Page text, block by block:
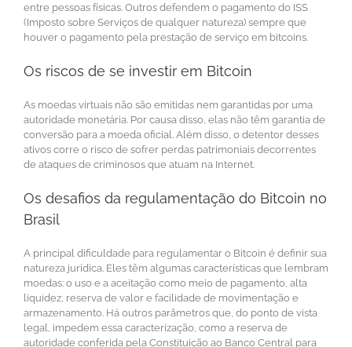
entre pessoas físicas. Outros defendem o pagamento do ISS
(Imposto sobre Serviços de qualquer natureza) sempre que
houver o pagamento pela prestação de serviço em bitcoins.
Os riscos de se investir em Bitcoin
As moedas virtuais não são emitidas nem garantidas por uma
autoridade monetária. Por causa disso, elas não têm garantia de
conversão para a moeda oficial. Além disso, o detentor desses
ativos corre o risco de sofrer perdas patrimoniais decorrentes
de ataques de criminosos que atuam na Internet.
Os desafios da regulamentação do Bitcoin no
Brasil
A principal dificuldade para regulamentar o Bitcoin é definir sua
natureza jurídica. Eles têm algumas características que lembram
moedas: o uso e a aceitação como meio de pagamento, alta
liquidez, reserva de valor e facilidade de movimentação e
armazenamento. Há outros parâmetros que, do ponto de vista
legal, impedem essa caracterização, como a reserva de
autoridade conferida pela Constituição ao Banco Central para